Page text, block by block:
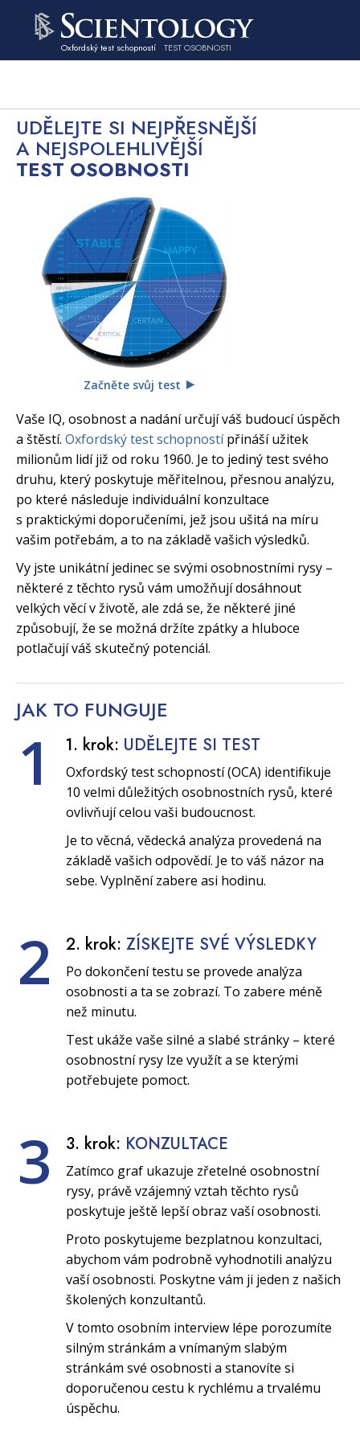
Oxfordský test schopností TEST OSOBNOSTI
UDĚLEJTE SI NEJPŘESNĚJŠÍ
A NEJSPOLEHLIVĚJŠÍ
TEST OSOBNOSTI
Začněte svůj test
Vaše IQ, osobnost a nadání určují váš budoucí úspěch
a štěstí. Oxfordský test schopnostípřináší užitek
milionům lidí již od roku 1960. Je to jediný test svého
druhu, který poskytuje měřitelnou, přesnou analýzu,
po které následuje individuální konzultace
s praktickými doporučeními, jež jsou ušitá na míru
vašim potřebám, a to na základě vašich výsledků.
Vy jste unikátní jedinec se svými osobnostními rysy –
některé z těchto rysů vám umožňují dosáhnout
velkých věcí v životě, ale zdá se, že některé jiné
způsobují, že se možná držíte zpátky a hluboce
potlačují váš skutečný potenciál.
JAK TO FUNGUJE
1 1. krok: UDĚLEJTE SI TEST
Oxfordský test schopností (OCA) identifikuje
10 velmi důležitých osobnostních rysů, které
ovlivňují celou vaši budoucnost.
Je to věcná, vědecká analýza provedená na
základě vašich odpovědí. Je to váš názor na
sebe. Vyplnění zabere asi hodinu.
2 2. krok: ZÍSKEJTE SVÉ VÝSLEDKY
Po dokončení testu se provede analýza
osobnosti a ta se zobrazí. To zabere méně
než minutu.
Test ukáže vaše silné a slabé stránky – které
osobnostní rysy lze využít a se kterými
potřebujete pomoct.
3 3. krok: KONZULTACE
Zatímco graf ukazuje zřetelné osobnostní
rysy, právě vzájemný vztah těchto rysů
poskytuje ještě lepší obraz vaší osobnosti.
Proto poskytujeme bezplatnou konzultaci,
abychom vám podrobně vyhodnotili analýzu
vaší osobnosti. Poskytne vám ji jeden z našich
školených konzultantů.
V tomto osobním interview lépe porozumíte
silným stránkám a vnímaným slabým
stránkám své osobnosti a stanovíte si
doporučenou cestu k rychlému a trvalému
úspěchu.